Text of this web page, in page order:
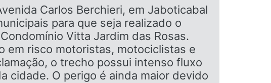
Carlos Berchieri, em Jaboticabal
para que seja realizado o
Vitta Jardim das Rosas.
em risco motoristas, motociclistas e
o trecho possui intenso fluxo
cidade. O perigo é ainda maior devido